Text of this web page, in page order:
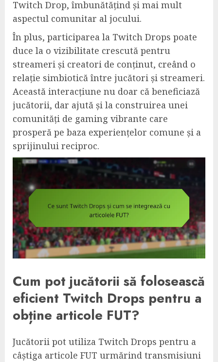
Twitch Drop, îmbunătățind și mai mult
aspectul comunitar al jocului.
În plus, participarea la Twitch Drops poate
duce la o vizibilitate crescută pentru
streameri și creatori de conținut, creând o
relație simbiotică între jucători și streameri.
Această interacțiune nu doar că beneficiază
jucătorii, dar ajută și la construirea unei
comunități de gaming vibrante care
prosperă pe baza experiențelor comune și a
sprijinului reciproc.
Cum pot jucătorii să folosească
eficient Twitch Drops pentru a
obține articole FUT?
Jucătorii pot utiliza Twitch Drops pentru a
câștiga articole FUT urmărind transmisiuni